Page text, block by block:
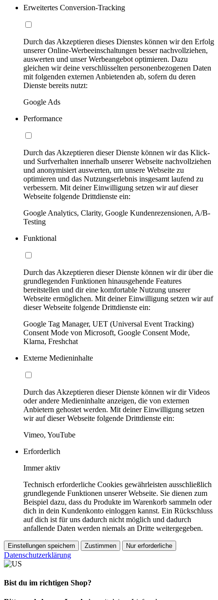
Erweitertes Conversion-Tracking
Durch das Akzeptieren dieses Dienstes können wir den Erfolg
unserer Online-Werbeeinschaltungen besser nachvollziehen,
auswerten und unser Werbeangebot optimieren. Dazu
gleichen wir deine verschlüsselten personenbezogenen Daten
mit folgenden externen Anbietenden ab, sofern du deren
Dienste bereits nutzt:
Google Ads
Performance
Durch das Akzeptieren dieser Dienste können wir das Klick-
und Surfverhalten innerhalb unserer Webseite nachvollziehen
und anonymisiert auswerten, um unsere Webseite zu
optimieren und das Nutzungserlebnis insgesamt laufend zu
verbessern. Mit deiner Einwilligung setzen wir auf dieser
Webseite folgende Drittdienste ein:
Google Analytics, Clarity, Google Kundenrezensionen, A/B-
Testing
Funktional
Durch das Akzeptieren dieser Dienste können wir dir über die
grundlegenden Funktionen hinausgehende Features
bereitstellen und dir eine komfortable Nutzung unserer
Webseite ermöglichen. Mit deiner Einwilligung setzen wir auf
dieser Webseite folgende Drittdienste ein:
Google Tag Manager, UET (Universal Event Tracking)
Consent Mode von Microsoft, Google Consent Mode,
Klarna, Freshchat
Externe Medieninhalte
Durch das Akzeptieren dieser Dienste können wir dir Videos
oder andere Medieninhalte anzeigen, die von externen
Anbietern gehostet werden. Mit deiner Einwilligung setzen
wir auf dieser Webseite folgende Drittdienste ein:
Vimeo, YouTube
Erforderlich
Immer aktiv
Technisch erforderliche Cookies gewährleisten ausschließlich
grundlegende Funktionen unserer Webseite. Sie dienen zum
Beispiel dazu, dass du Produkte im Warenkorb sammeln oder
dich in dein Kundenkonto einloggen kannst. Ein Rückschluss
auf dich ist für uns dadurch nicht möglich und dadurch
anfallende Daten werden niemals an Dritte weitergegeben.
Einstellungen speichern Zustimmen Nur erforderliche
Datenschutzerklärung
Bist du im richtigen Shop?